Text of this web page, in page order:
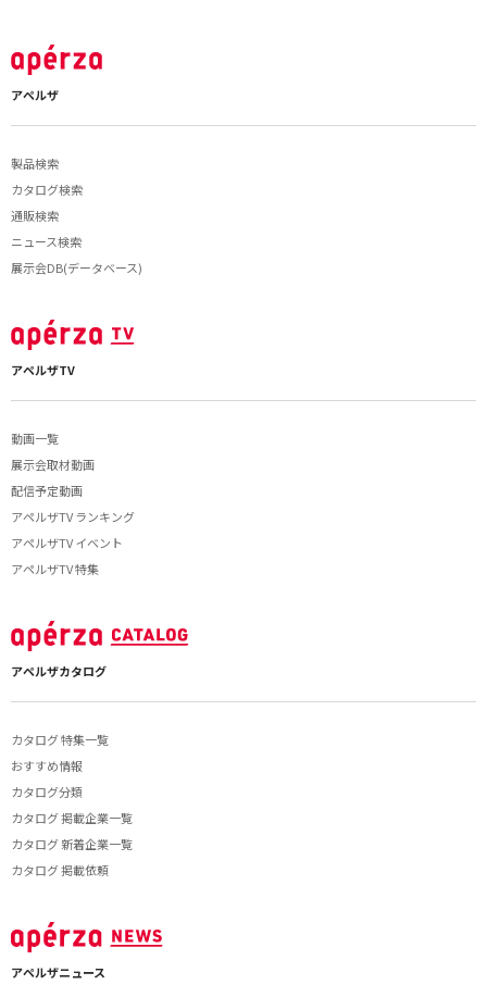
アペルザ
製品検索
カタログ検索
通販検索
ニュース検索
展示会DB(データベース)
アペルザTV
動画一覧
展示会取材動画
配信予定動画
アペルザTV ランキング
アペルザTV イベント
アペルザTV 特集
アペルザカタログ
カタログ 特集一覧
おすすめ情報
カタログ分類
カタログ 掲載企業一覧
カタログ 新着企業一覧
カタログ 掲載依頼
アペルザニュース